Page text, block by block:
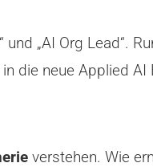
„AI Org Lead“.
die neue Applied AI
verstehen. Wie